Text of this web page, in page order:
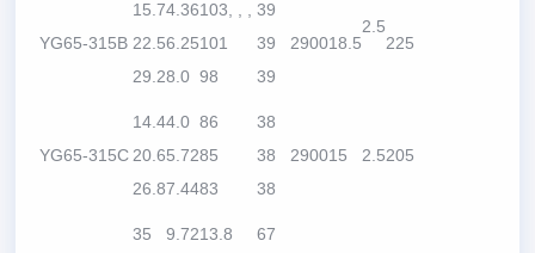
YG65-315B
15.7
22.5
29.2
4.36
6.25
8.0
103, , ,
101
98
39
39
39
290018.5
2.5
225
YG65-315C
14.4
20.6
26.8
4.0
5.72
7.44
86
85
83
38
38
38
290015 2.5205
35
9.7213.8
67